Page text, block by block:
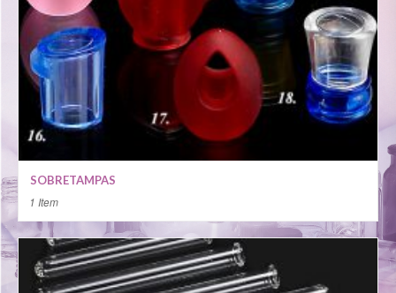
SOBRETAMPAS
1 Item